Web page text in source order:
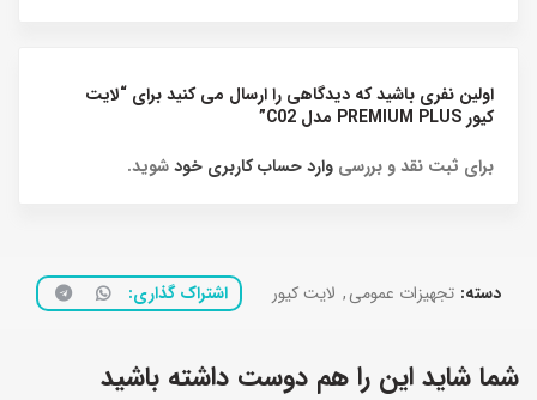
اولین نفری باشید که دیدگاهی را ارسال می کنید برای “لایت
کیور PREMIUM PLUS مدل C02”
برای ثبت نقد و بررسی وارد حساب کاربری خودشوید.
دسته: تجهیزات عمومی, لایت کیور اشتراک گذاری
شما شاید این را هم دوست داشته باشید